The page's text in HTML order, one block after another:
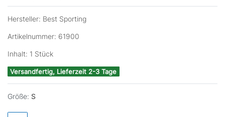
Hersteller: Best Sporting
Artikelnummer: 61900
Inhalt: 1 Stück
Versandfertig, Lieferzeit 2-3 Tage
Größe: S